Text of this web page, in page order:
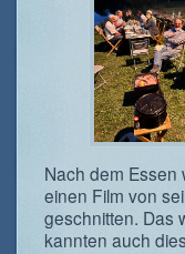
Nach dem Essen
einen Film von
geschnitten. Das
kannten auch